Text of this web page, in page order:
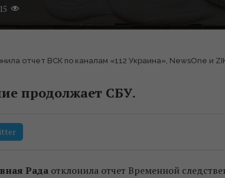
отчет ВСК по каналам «112 Украина», NewsOne и
продолжает СБУ.
Рада отклонила отчет Временной